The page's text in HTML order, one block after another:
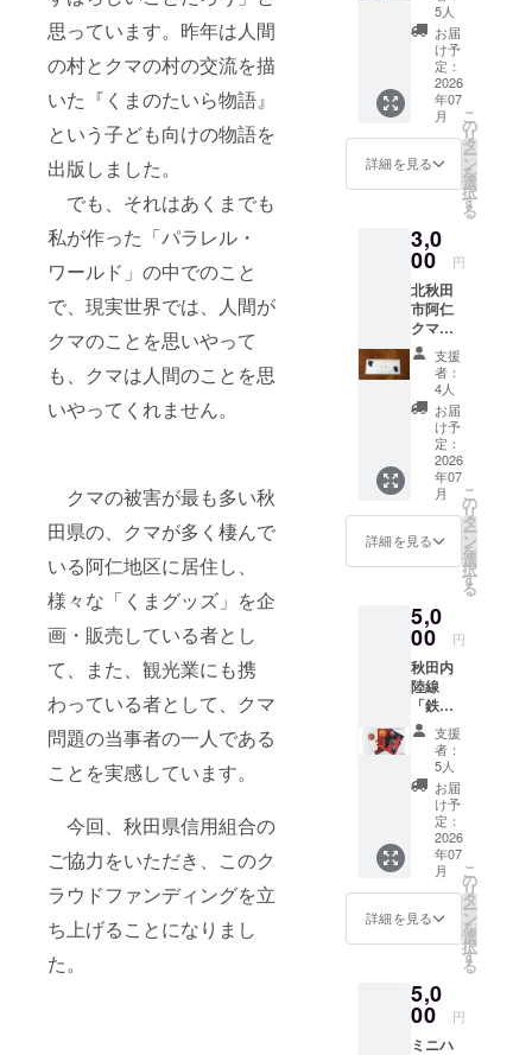
思っています。昨年は人間
の村とクマの村の交流を描
いた『くまのたいら物語』
という子ども向けの物語を
出版しました。
でも、それはあくまでも
私が作った「パラレル・
ワールド」の中でのこと
で、現実世界では、人間が
クマのことを思いやって
も、クマは人間のことを思
いやってくれません。
クマの被害が最も多い秋
田県の、クマが多く棲んで
いる阿仁地区に居住し、
様々な「くまグッズ」を企
画・販売している者とし
て、また、観光業にも携
わっている者として、クマ
問題の当事者の一人である
ことを実感しています。
今回、秋田県信用組合の
ご協力をいただき、このク
ラウドファンディングを立
ち上げることになりまし
た。
ティー
が秋田
県北秋
田市阿
仁の特
産で
す。煮
出し用
の２
タギの
手作り
品で
す。 原
材料及
び添加
物等の
食品表
示はお
届け商
品のラ
ベルに
表記さ
れま
す。商
品開封
前には
ンに貼
付され
たラベ
ルや注
意書き
をご確
認くだ
さい。
マタギ
の里を
走る秋
田内陸
線のポ
スト
カード
です。
画像は
イメー
ジで、
でセレ
クトし
てお送
りしま
す。
5人
お届
け予
定：
2026
年07
月
詳細を見る
こ
の
リ
タ
ー
ン
を
選
択
す
る
3,0
00 円
北秋田
市阿仁
クマ牧
場「く
まくま
園」の
こぐま
の一筆
箋で
す。18
㎝×8
㎝、横
罫20
枚。
支援
者：
4人
お届
け予
定：
2026
年07
月
詳細を見る
こ
の
リ
タ
ー
ン
を
選
択
す
る
5,0
00 円
秋田内
陸線
「鉄の
三兄
弟」ク
リア
ファイ
ルセッ
ト。 秋
田県一
の豪雪
地帯を
走る秋
田内陸
線には
多くの
が訪れ
ていま
す。そ
の中で
支援
者：
5人
お届
け予
定：
2026
年07
月
詳細を見る
こ
の
リ
タ
ー
ン
を
選
択
す
る
5,0
00 円
ミニハ